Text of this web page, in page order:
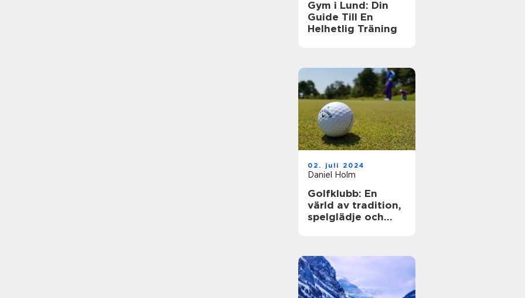
Gym i Lund: Din
Guide Till En
Helhetlig Träning
02. juli 2024
Daniel Holm
Golfklubb: En
värld av tradition,
spelglädje och